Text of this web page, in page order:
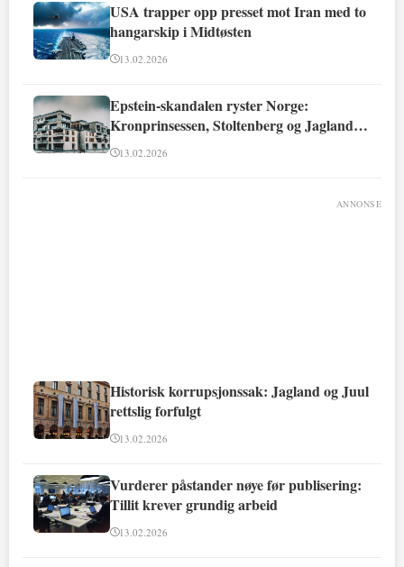
USA trapper opp presset mot Iran med to
hangarskip i Midtøsten
13.02.2026
Epstein-skandalen ryster Norge:
Kronprinsessen, Stoltenberg og Jagland
involvert
13.02.2026
ANNONSE
Historisk korrupsjonssak: Jagland og Juul
rettslig forfulgt
13.02.2026
Vurderer påstander nøye før publisering:
Tillit krever grundig arbeid
13.02.2026